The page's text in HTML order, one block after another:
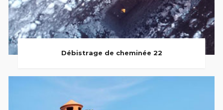
Débistrage de cheminée 22